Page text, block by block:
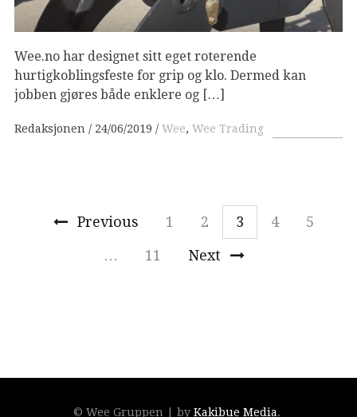
Wee.no har designet sitt eget roterende
hurtigkoblingsfeste for grip og klo. Dermed kan
jobben gjøres både enklere og […]
Redaksjonen 24/06/2019 Wee, Wee Trading
Previous 1 2 3 4
5
…
11 Next
© Wee Gruppen | by Kakibue Media.